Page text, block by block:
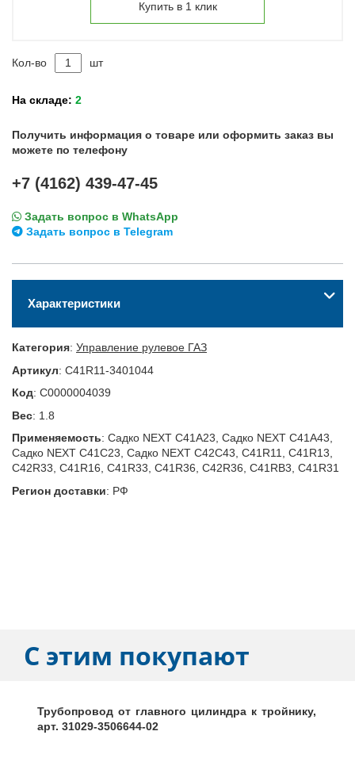
Купить в 1 клик
Кол-во шт
На складе: 2
Получить информация о товаре или оформить заказ вы
можете по телефону
+7 (4162) 439-47-45
Задать вопрос в WhatsApp
Задать вопрос в Telegram
Характеристики
Категория: Управление рулевое ГАЗ
Артикул: C41R11-3401044
Код: С0000004039
Вес: 1.8
Применяемость: Садко NEXT C41A23, Садко NEXT C41A43,
Садко NEXT C41C23, Садко NEXT C42C43, C41R11, C41R13,
C42R33, C41R16, C41R33, C41R36, C42R36, C41RB3, C41R31
Регион доставки: РФ
С этим покупают
Трубопровод от главного цилиндра к тройнику,
арт. 31029-3506644-02